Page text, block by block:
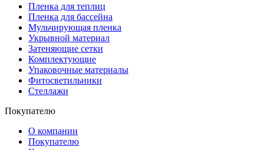
Пленка для теплиц
Пленка для бассейна
Мульчирующая пленка
Укрывной материал
Затеняющие сетки
Комплектующие
Упаковочные материалы
Фитосветильники
Стеллажи
Покупателю
О компании
Покупателю